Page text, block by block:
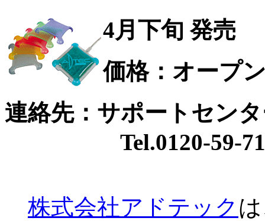
4月下旬 発売
価格：オープ
連絡先：サポートセン
Tel.0120-59-
株式会社アドテック